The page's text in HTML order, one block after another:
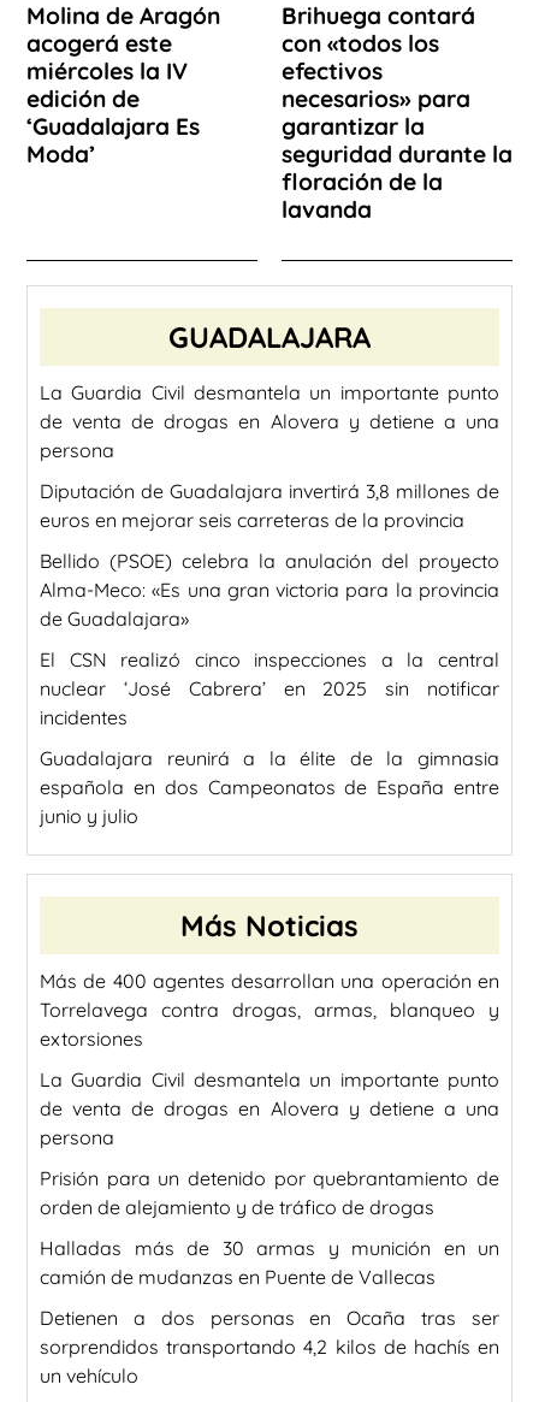
Molina de Aragón
acogerá este
miércoles la IV
edición de
‘Guadalajara Es
Moda’
Brihuega contará
con «todos los
efectivos
necesarios» para
garantizar la
seguridad durante la
floración de la
lavanda
GUADALAJARA
La Guardia Civil desmantela un importante punto
de venta de drogas en Alovera y detiene a una
persona
Diputación de Guadalajara invertirá 3,8 millones de
euros en mejorar seis carreteras de la provincia
Bellido (PSOE) celebra la anulación del proyecto
Alma-Meco: «Es una gran victoria para la provincia
de Guadalajara»
El CSN realizó cinco inspecciones a la central
nuclear ‘José Cabrera’ en 2025 sin notificar
incidentes
Guadalajara reunirá a la élite de la gimnasia
española en dos Campeonatos de España entre
junio y julio
Más Noticias
Más de 400 agentes desarrollan una operación en
Torrelavega contra drogas, armas, blanqueo y
extorsiones
La Guardia Civil desmantela un importante punto
de venta de drogas en Alovera y detiene a una
persona
Prisión para un detenido por quebrantamiento de
orden de alejamiento y de tráfico de drogas
Halladas más de 30 armas y munición en un
camión de mudanzas en Puente de Vallecas
Detienen a dos personas en Ocaña tras ser
sorprendidos transportando 4,2 kilos de hachís en
un vehículo